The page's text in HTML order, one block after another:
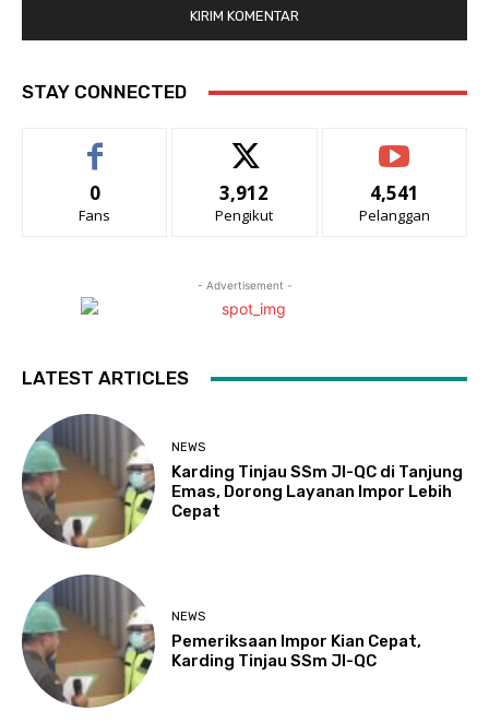
STAY CONNECTED
0
Fans
3,912
Pengikut
4,541
Pelanggan
- Advertisement -
LATEST ARTICLES
NEWS
Karding Tinjau SSm JI-QC di Tanjung
Emas, Dorong Layanan Impor Lebih
Cepat
NEWS
Pemeriksaan Impor Kian Cepat,
Karding Tinjau SSm JI-QC